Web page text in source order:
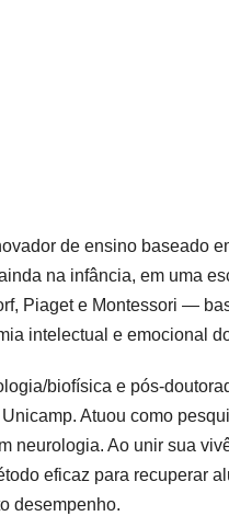
de ensino baseado
na infância, em uma
Piaget e Montessori —
intelectual e emocional
biofísica e pós-
Atuou como
neurologia. Ao unir sua
eficaz para recuperar
desempenho.